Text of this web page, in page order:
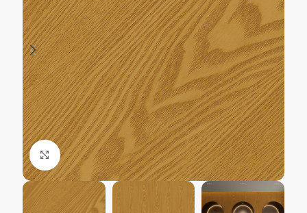
Kliki suurendamiseks